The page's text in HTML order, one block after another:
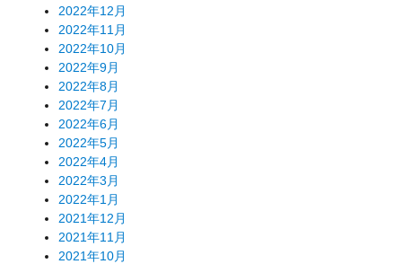
2022年12月
2022年11月
2022年10月
2022年9月
2022年8月
2022年7月
2022年6月
2022年5月
2022年4月
2022年3月
2022年1月
2021年12月
2021年11月
2021年10月